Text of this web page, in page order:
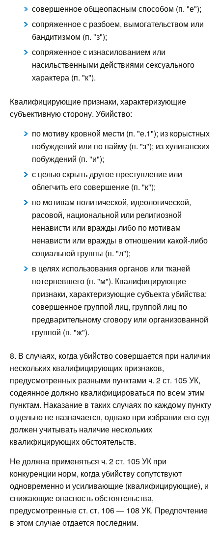
совершенное общеопасным способом (п. "е");
сопряженное с разбоем, вымогательством или
бандитизмом (п. "з");
сопряженное с изнасилованием или
насильственными действиями сексуального
характера (п. "к").
Квалифицирующие признаки, характеризующие
субъективную сторону. Убийство:
по мотиву кровной мести (п. "е.1"); из корыстных
побуждений или по найму (п. "з"); из хулиганских
побуждений (п. "и");
с целью скрыть другое преступление или
облегчить его совершение (п. "к");
по мотивам политической, идеологической,
расовой, национальной или религиозной
ненависти или вражды либо по мотивам
ненависти или вражды в отношении какой-либо
социальной группы (п. "л");
в целях использования органов или тканей
потерпевшего (п. "м"). Квалифицирующие
признаки, характеризующие субъекта убийства:
совершенное группой лиц, группой лиц по
предварительному сговору или организованной
группой (п. "ж").
8. В случаях, когда убийство совершается при наличии
нескольких квалифицирующих признаков,
предусмотренных разными пунктами ч. 2 ст. 105 УК,
содеянное должно квалифицироваться по всем этим
пунктам. Наказание в таких случаях по каждому пункту
отдельно не назначается, однако при избрании его суд
должен учитывать наличие нескольких
квалифицирующих обстоятельств.
Не должна применяться ч. 2 ст. 105 УК при
конкуренции норм, когда убийству сопутствуют
одновременно и усиливающие (квалифицирующие), и
снижающие опасность обстоятельства,
предусмотренные ст. ст. 106 — 108 УК. Предпочтение
в этом случае отдается последним.